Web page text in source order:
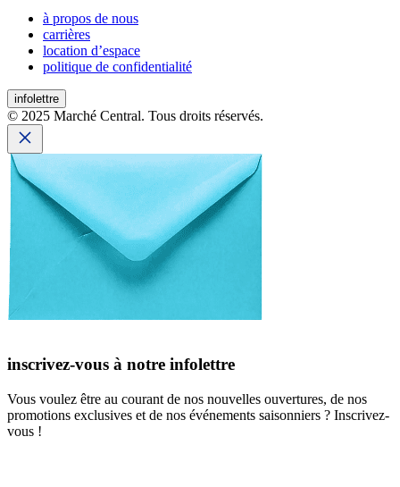
à propos de nous
carrières
location d’espace
politique de confidentialité
infolettre
© 2025 Marché Central. Tous droits réservés.
inscrivez-vous à notre infolettre
Vous voulez être au courant de nos nouvelles ouvertures, de nos
promotions exclusives et de nos événements saisonniers ? Inscrivez-
vous !